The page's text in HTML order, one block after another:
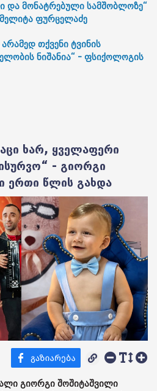
და მონატრებული სამშობლოზე“
მელიტა ფურცელაძე
თქვენი ტვინის
ნიშანია“ - ფსიქოლოგის
ხარ, ყველაფერი
- გიორგი
ერთი წლის გახდა
გიორგი შოშიტაშვილი